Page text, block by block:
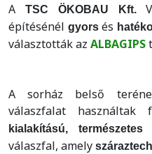
A TSC ÖKOBAU Kft.
építésénél gyorsés
választották az ALBAGIPS
A sorház belső
válaszfalat
kialakítású,
válaszfal, amely